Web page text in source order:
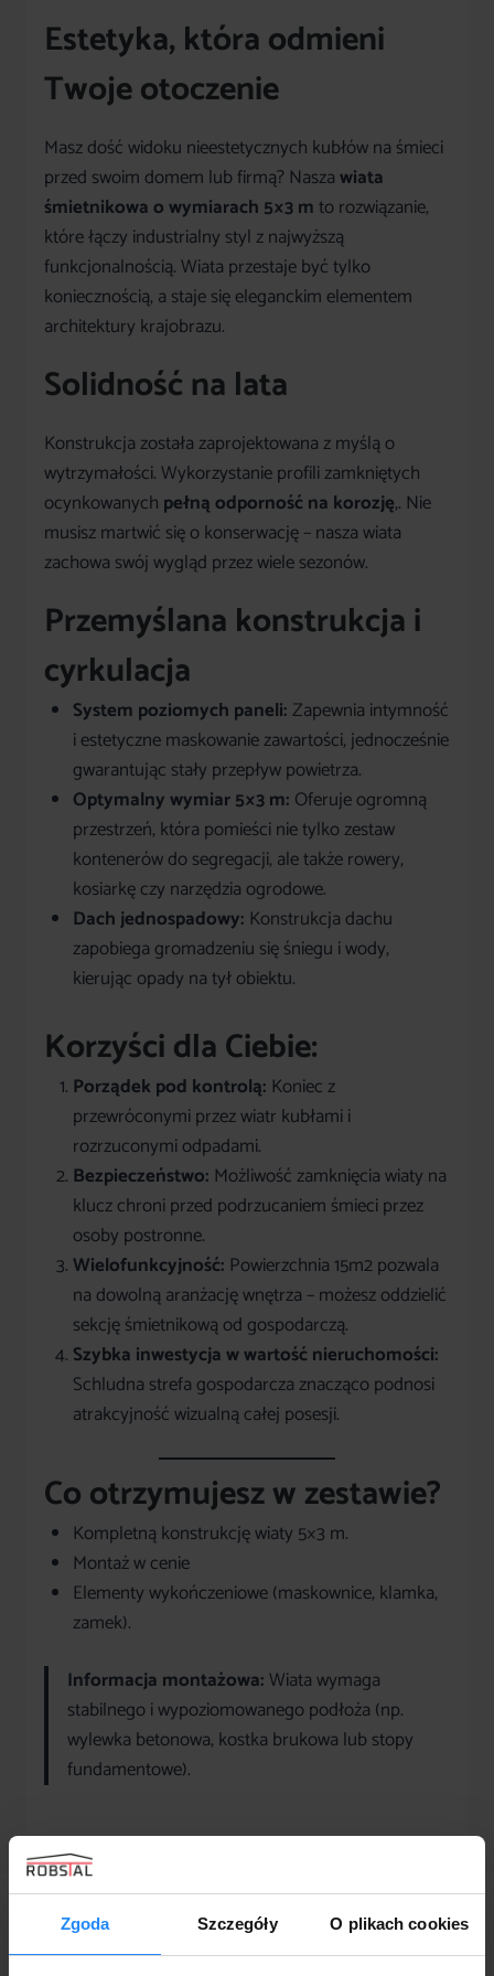
Zgoda Szczegóły O plikach cookies
Estetyka, która odmieni
Twoje otoczenie
Masz dość widoku nieestetycznych kubłów na śmieci
przed swoim domem lub firmą? Naszawiata
śmietnikowa o wymiarach 5×3 mto rozwiązanie,
które łączy industrialny styl z najwyższą
funkcjonalnością. Wiata przestaje być tylko
koniecznością, a staje się eleganckim elementem
architektury krajobrazu.
Solidność na lata
Konstrukcja została zaprojektowana z myślą o
wytrzymałości. Wykorzystanie profili zamkniętych
ocynkowanych pełną odporność na korozję,. Nie
musisz martwić się o konserwację – nasza wiata
zachowa swój wygląd przez wiele sezonów.
Przemyślana konstrukcja i
cyrkulacja
System poziomych paneli:Zapewnia intymność
i estetyczne maskowanie zawartości, jednocześnie
gwarantując stały przepływ powietrza.
Optymalny wymiar 5×3 m: Oferuje ogromną
przestrzeń, która pomieści nie tylko zestaw
kontenerów do segregacji, ale także rowery,
kosiarkę czy narzędzia ogrodowe.
Dach jednospadowy: Konstrukcja dachu
zapobiega gromadzeniu się śniegu i wody,
kierując opady na tył obiektu.
Korzyści dla Ciebie:
Porządek pod kontrolą: Koniec z
przewróconymi przez wiatr kubłami i
rozrzuconymi odpadami.
Bezpieczeństwo: Możliwość zamknięcia wiaty na
klucz chroni przed podrzucaniem śmieci przez
osoby postronne.
Wielofunkcyjność: Powierzchnia 15m2 pozwala
na dowolną aranżację wnętrza – możesz oddzielić
sekcję śmietnikową od gospodarczą.
Szybka inwestycja w wartość nieruchomości:
Schludna strefa gospodarcza znacząco podnosi
atrakcyjność wizualną całej posesji.
Co otrzymujesz w zestawie?
Kompletną konstrukcję wiaty 5×3 m.
Montaż w cenie
Elementy wykończeniowe (maskownice, klamka,
zamek).
Informacja montażowa:Wiata wymaga
stabilnego i wypoziomowanego podłoża (np.
wylewka betonowa, kostka brukowa lub stopy
fundamentowe).